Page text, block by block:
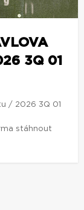
3Q 01
/ 2026 3Q 01
stáhnout